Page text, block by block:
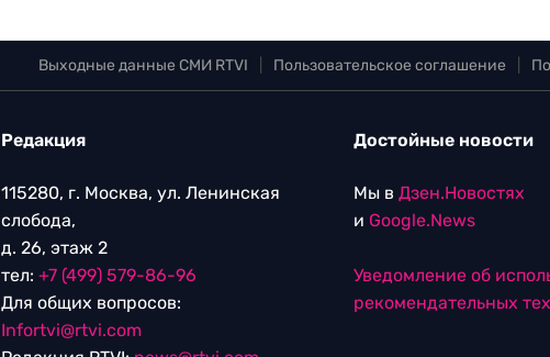
Выходные данные СМИ RTVI Пользовательское соглашение
Редакция
115280, г. Москва, ул. Ленинская
слобода,
д. 26, этаж 2
тел: +7 (499) 579-86-96
Для общих вопросов:
Infortvi@rtvi.com
Достойные новости
Мы в Дзен.Новостях
и Google.News
Уведомление об
рекомендательных